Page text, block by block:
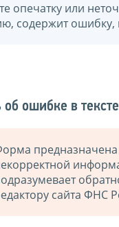
опечатку или
содержит
ошибке в тексте
сайта ФНС